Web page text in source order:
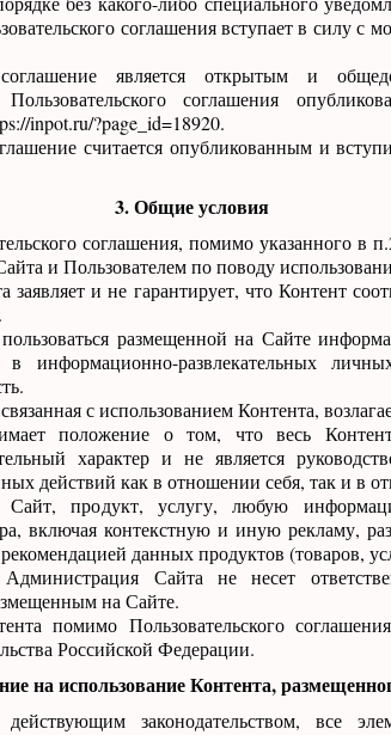
соглашения вступает в силу с
является открытым и
соглашения
inpot.ru/?page_id=18920.
считается опубликованным и
3. Общие условия
соглашения, помимо указанного в
и Пользователем по поводу
и не гарантирует, что Контент
размещенной на Сайте
информационно-развлекательных
с использованием Контента,
положение о том, что весь
характер и не является
действий как в отношении себя, так и в
продукт, услугу, любую
включая контекстную и иную рекламу,
данных продуктов (товаров,
Сайта не несет
на Сайте.
помимо Пользовательского
Российской Федерации.
на использование Контента,
законодательством, все